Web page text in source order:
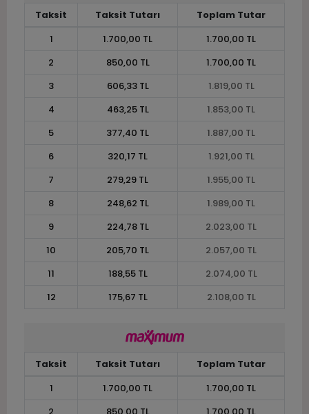
Taksit Taksit Tutarı
Toplam Tutar
1
1.700,00 TL
1.700,00 TL
2
850,00 TL
1.700,00 TL
3
606,33 TL
1.819,00 TL
4
463,25 TL
1.853,00 TL
5
377,40 TL
1.887,00 TL
6
320,17 TL
1.921,00 TL
7
279,29 TL
1.955,00 TL
8
248,62 TL
1.989,00 TL
9
224,78 TL
2.023,00 TL
10
205,70 TL
2.057,00 TL
11
188,55 TL
2.074,00 TL
12
175,67 TL 2.108,00 TL
Taksit Taksit Tutarı
Toplam Tutar
1
1.700,00 TL
1.700,00 TL